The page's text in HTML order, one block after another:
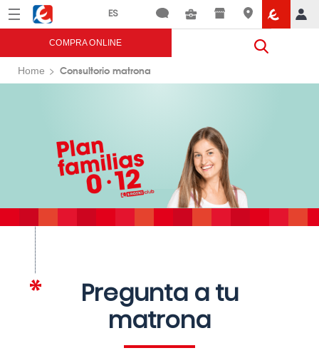
Menú Eroski
COMPRA ONLINE
Home Consultorio matrona
Pregunta a tu
matrona